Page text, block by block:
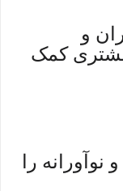
و
کمک
را